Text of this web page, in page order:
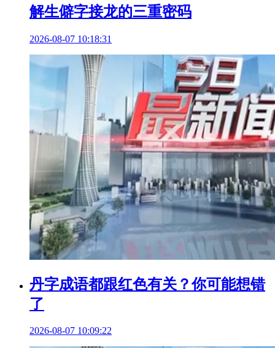
解生僻字接龙的三重密码
2026-08-07 10:18:31
丹字成语都跟红色有关？你可能想错
了
2026-08-07 10:09:22